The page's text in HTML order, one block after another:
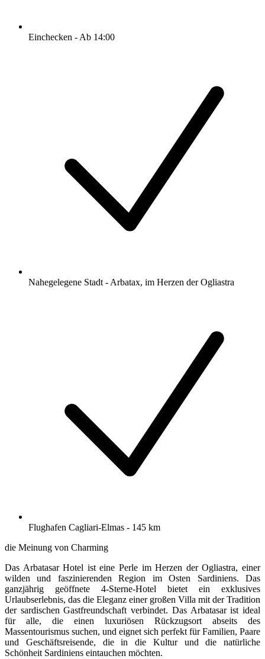
Einchecken - Ab 14:00
Nahegelegene Stadt - Arbatax, im Herzen der Ogliastra
Flughafen Cagliari-Elmas - 145 km
die Meinung von Charming
Das Arbatasar Hotel ist eine Perle im Herzen der Ogliastra, einer
wilden und faszinierenden Region im Osten Sardiniens. Das
ganzjährig geöffnete 4-Sterne-Hotel bietet ein exklusives
Urlaubserlebnis, das die Eleganz einer großen Villa mit der Tradition
der sardischen Gastfreundschaft verbindet. Das Arbatasar ist ideal
für alle, die einen luxuriösen Rückzugsort abseits des
Massentourismus suchen, und eignet sich perfekt für Familien, Paare
und Geschäftsreisende, die in die Kultur und die natürliche
Schönheit Sardiniens eintauchen möchten.